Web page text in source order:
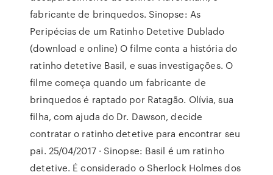
fabricante de brinquedos. Sinopse: As
Peripécias de um Ratinho Detetive Dublado
(download e online) O filme conta a história do
ratinho detetive Basil, e suas investigações. O
filme começa quando um fabricante de
brinquedos é raptado por Ratagão. Olívia, sua
filha, com ajuda do Dr. Dawson, decide
contratar o ratinho detetive para encontrar seu
pai. 25/04/2017 · Sinopse: Basil é um ratinho
detetive. É considerado o Sherlock Holmes dos